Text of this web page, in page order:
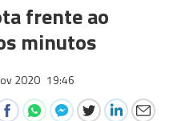
frente ao
minutos
2020 19:46